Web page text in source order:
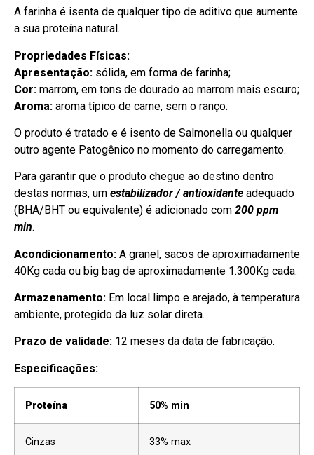
A farinha é isenta de qualquer tipo de aditivo que aumente
a sua proteína natural.
Propriedades Físicas:
Apresentação: sólida, em forma de farinha;
Cor: marrom, em tons de dourado ao marrom mais escuro;
Aroma: aroma típico de carne, sem o ranço.
O produto é tratado e é isento de Salmonella ou qualquer
outro agente Patogênico no momento do carregamento.
Para garantir que o produto chegue ao destino dentro
destas normas, um estabilizador / antioxidante adequado
(BHA/BHT ou equivalente) é adicionado com 200 ppm
min.
Acondicionamento: A granel, sacos de aproximadamente
40Kg cada ou big bag de aproximadamente 1.300Kg cada.
Armazenamento: Em local limpo e arejado, à temperatura
ambiente, protegido da luz solar direta.
Prazo de validade: 12 meses da data de fabricação.
Especificações:
Proteína 50% min
Cinzas 33% max